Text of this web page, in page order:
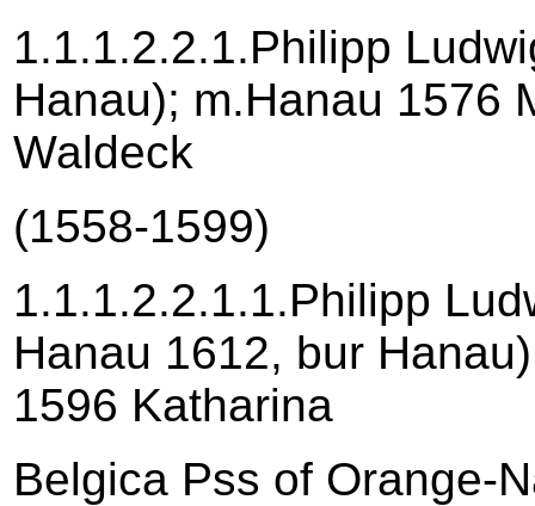
1.1.1.2.2.1.Philipp
Hanau); m.Hanau 1576
Waldeck
(1558-1599)
1.1.1.2.2.1.1.Philipp
Hanau 1612, bur
1596 Katharina
Belgica Pss of Orange-